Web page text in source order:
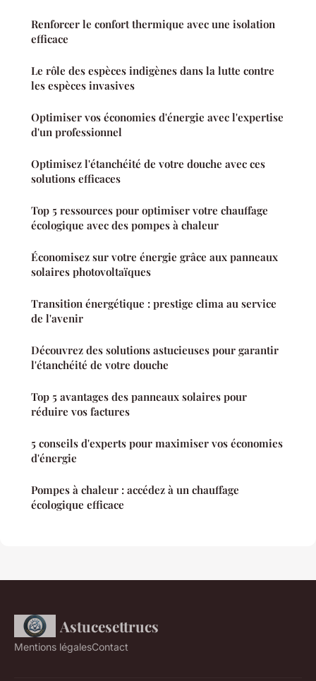
Renforcer le confort thermique avec une isolation
efficace
Le rôle des espèces indigènes dans la lutte contre
les espèces invasives
Optimiser vos économies d'énergie avec l'expertise
d'un professionnel
Optimisez l'étanchéité de votre douche avec ces
solutions efficaces
Top 5 ressources pour optimiser votre chauffage
écologique avec des pompes à chaleur
Économisez sur votre énergie grâce aux panneaux
solaires photovoltaïques
Transition énergétique : prestige clima au service
de l'avenir
Découvrez des solutions astucieuses pour garantir
l'étanchéité de votre douche
Top 5 avantages des panneaux solaires pour
réduire vos factures
5 conseils d'experts pour maximiser vos économies
d'énergie
Pompes à chaleur : accédez à un chauffage
écologique efficace
Astucesettrucs
Mentions légalesContact